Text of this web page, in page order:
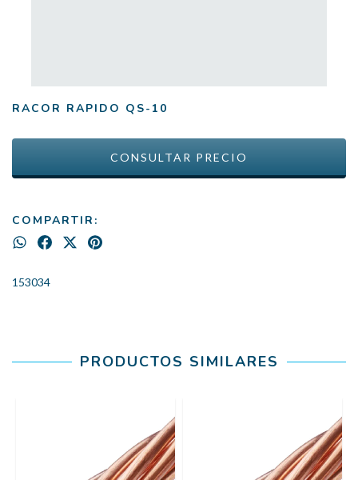
RACOR RAPIDO QS-10
COMPARTIR:
153034
PRODUCTOS SIMILARES